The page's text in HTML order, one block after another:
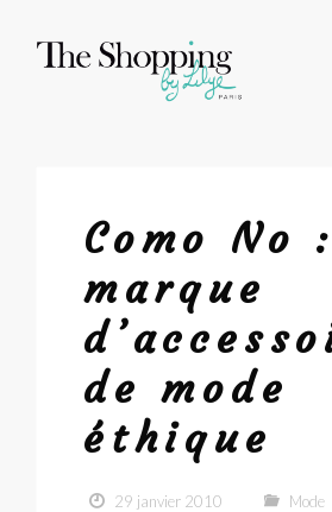
Como No
marque
de mode
éthique
29 janvier 2010 Mode